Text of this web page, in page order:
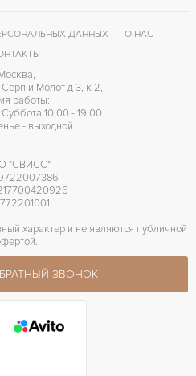
ДАННЫХ
О НАС
и Молот д 3, к 2,
работы:
10:00 - 19:00
- выходной
"СВИСС"
характер и не являются публичной
ЗВОНОК